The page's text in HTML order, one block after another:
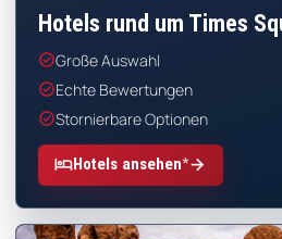
Hotels rund um Times
check_circleGroße Auswahl
check_circleEchte Bewertungen
check_circleStornierbare Optionen
hotelHotels ansehen*arrow_forward